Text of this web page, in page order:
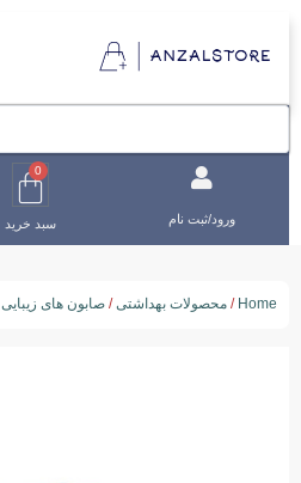
ورود/ثبت نام
0
سبد خرید
Home
/ محصولات بهداشتی/ صابون های زیبایی